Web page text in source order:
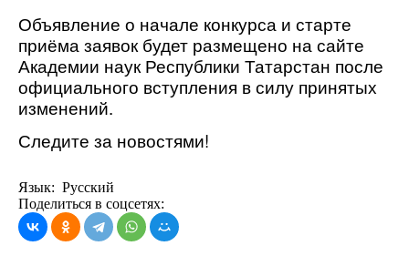
Объявление о начале конкурса и старте
приёма заявок будет размещено на сайте
Академии наук Республики Татарстан после
официального вступления в силу принятых
изменений.
Следите за новостями!
Язык: Русский
Поделиться в соцсетях: